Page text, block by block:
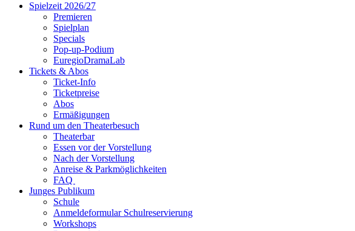
Spielzeit 2026/27
Premieren
Spielplan
Specials
Pop-up-Podium
EuregioDramaLab
Tickets & Abos
Ticket-Info
Ticketpreise
Abos
Ermäßigungen
Rund um den Theaterbesuch
Theaterbar
Essen vor der Vorstellung
Nach der Vorstellung
Anreise & Parkmöglichkeiten
FAQ
Junges Publikum
Schule
Anmeldeformular Schulreservierung
Workshops